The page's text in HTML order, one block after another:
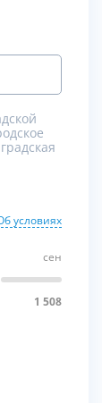
условиях
сен
1 508